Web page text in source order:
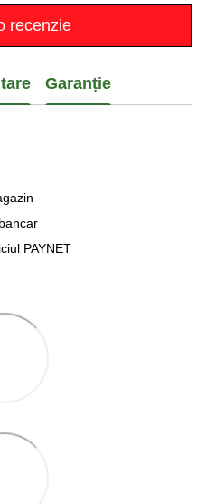
recenzie
Garanție
PAYNET